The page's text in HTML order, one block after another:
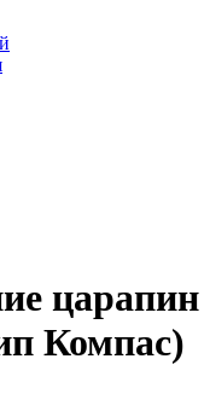
царапин
Компас)